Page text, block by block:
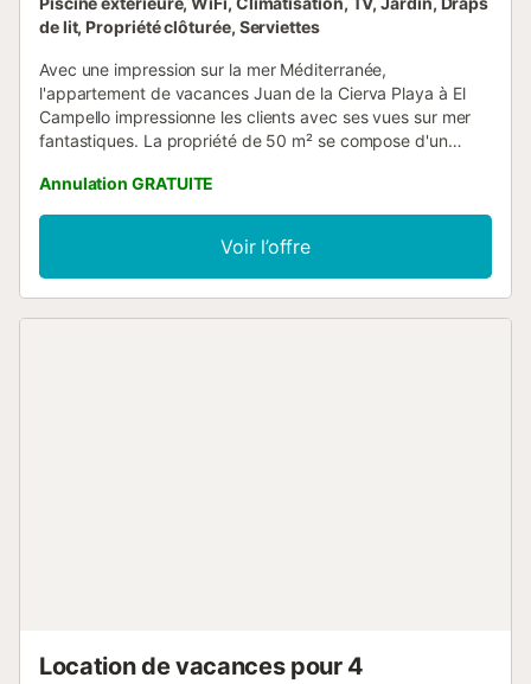
de lit, Propriété clôturée, Serviettes
Avec une impression sur la mer Méditerranée,
l'appartement de vacances Juan de la Cierva Playa à El
Campello impressionne les clients avec ses vues sur mer
fantastiques. La propriété de 50 m² se compose d'un
salle de bain et peut donc accueillir 4 personnes. Les
équipements supplémentaires comprennent le Wi-Fi, une
télévision, la climatisation ainsi qu'une machine à laver.
Cette location de vacances propose un balcon privé et
l'accès à un espace extérieur partagé avec une piscine. La
Annulation GRATUITE
Voir l’offre
Location de vacances pour 4